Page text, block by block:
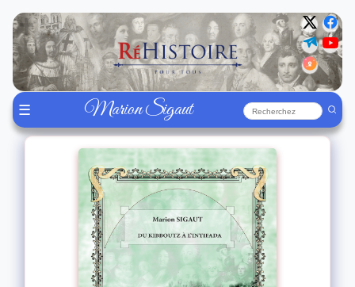
☰ Marion Sigaut